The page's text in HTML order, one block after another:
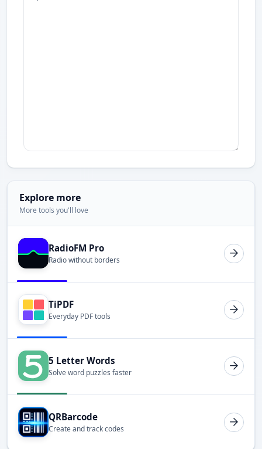
Explore more
More tools you'll love
RadioFM Pro
Radio without borders
TiPDF
Everyday PDF tools
5 Letter Words
Solve word puzzles faster
QRBarcode
Create and track codes